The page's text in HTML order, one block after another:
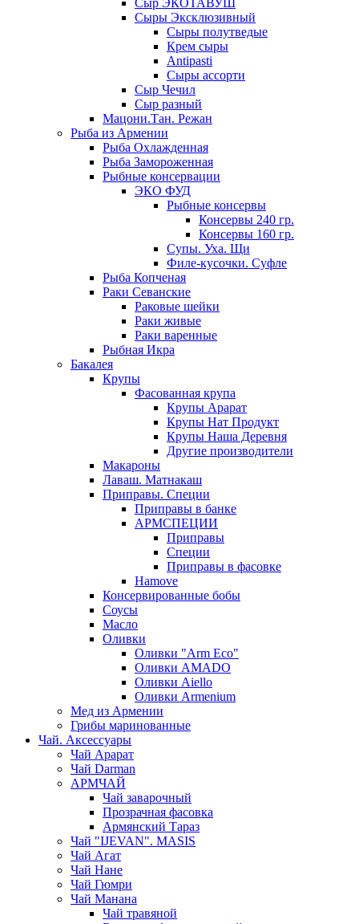
Сыр ЭКОТАВУШ
Сыры Эксклюзивный
Сыры полутведые
Крем сыры
Antipasti
Сыры ассорти
Сыр Чечил
Сыр разный
Мацони.Тан. Режан
Рыба из Армении
Рыба Охлажденная
Рыба Замороженная
Рыбные консервации
ЭКО ФУД
Рыбные консервы
Консервы 240 гр.
Консервы 160 гр.
Супы. Уха. Щи
Филе-кусочки. Суфле
Рыба Копченая
Раки Севанские
Раковые шейки
Раки живые
Раки варенные
Рыбная Икра
Бакалея
Крупы
Фасованная крупа
Крупы Арарат
Крупы Нат Продукт
Крупы Наша Деревня
Другие производители
Макароны
Лаваш. Матнакаш
Приправы. Специи
Приправы в банке
АРМСПЕЦИИ
Приправы
Специи
Приправы в фасовке
Hamove
Консервированные бобы
Соусы
Масло
Оливки
Оливки "Arm Eco"
Оливки AMADO
Оливки Aiello
Оливки Armenium
Мед из Армении
Грибы маринованные
Чай. Аксессуары
Чай Арарат
Чай Darman
АРМЧАЙ
Чай заварочный
Прозрачная фасовка
Армянский Тараз
Чай "IJEVAN". MASIS
Чай Агат
Чай Нане
Чай Гюмри
Чай Манана
Чай травяной